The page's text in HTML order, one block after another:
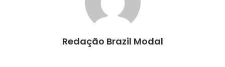
Redação Brazil Modal